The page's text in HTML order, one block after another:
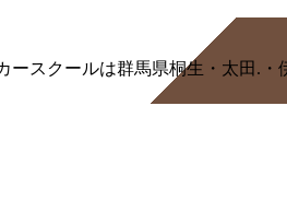
スクールは群馬県桐生・太田.